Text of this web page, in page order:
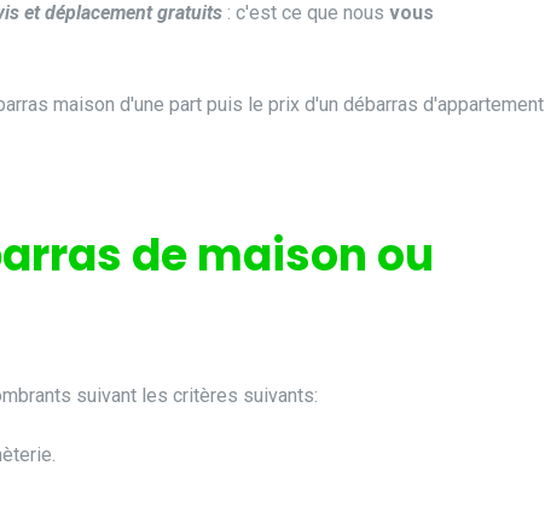
et déplacement gratuits : c'est ce que nous vous
maison d'une part puis le prix d'un débarras d'appartement
de maison ou
suivant les critères suivants: